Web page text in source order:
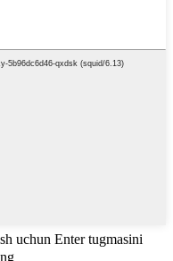
uchun Enter tugmasini